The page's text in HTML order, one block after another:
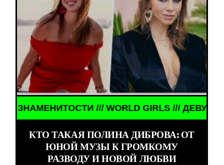
GIRLS /// ДЕВУШКИ ЗНАМЕНИТОСТИ
КТО ТАКАЯ ПОЛИНА ДИБРОВА: ОТ
ЮНОЙ МУЗЫ К ГРОМКОМУ
РАЗВОДУ И НОВОЙ ЛЮБВИ